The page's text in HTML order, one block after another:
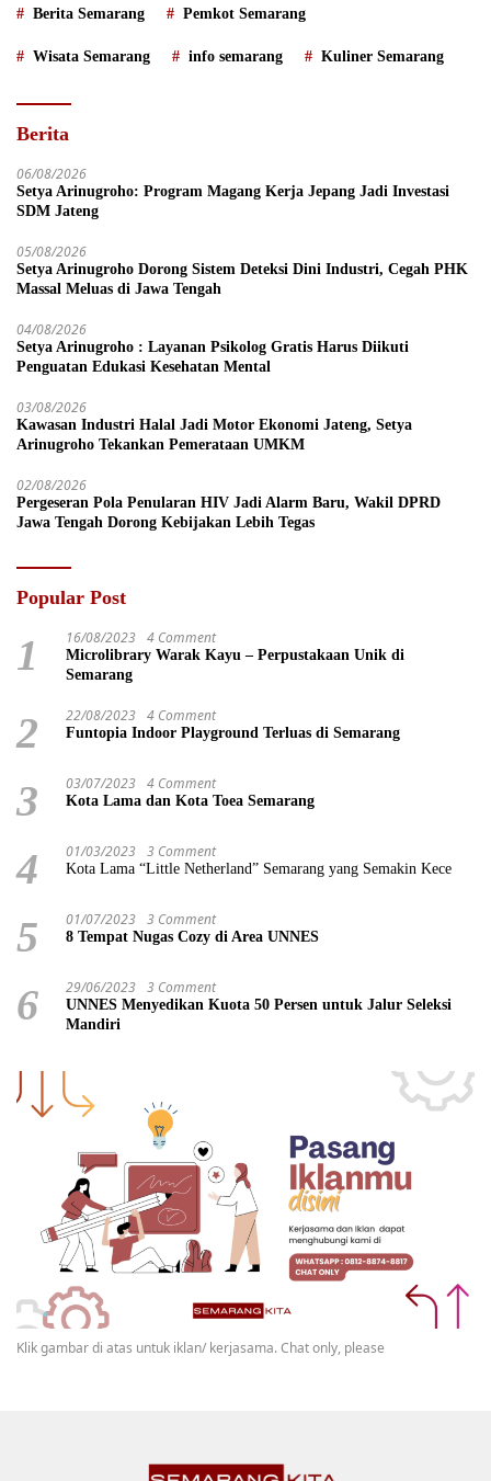
Berita Semarang Pemkot Semarang
Wisata Semarang info semarang Kuliner Semarang
Berita
06/08/2026
Setya Arinugroho: Program Magang Kerja Jepang Jadi Investasi
SDM Jateng
05/08/2026
Setya Arinugroho Dorong Sistem Deteksi Dini Industri, Cegah PHK
Massal Meluas di Jawa Tengah
04/08/2026
Setya Arinugroho : Layanan Psikolog Gratis Harus Diikuti
Penguatan Edukasi Kesehatan Mental
03/08/2026
Kawasan Industri Halal Jadi Motor Ekonomi Jateng, Setya
Arinugroho Tekankan Pemerataan UMKM
02/08/2026
Pergeseran Pola Penularan HIV Jadi Alarm Baru, Wakil DPRD
Jawa Tengah Dorong Kebijakan Lebih Tegas
Popular Post
1 16/08/2023 4 Comment
Microlibrary Warak Kayu – Perpustakaan Unik di
Semarang
2 22/08/2023 4 Comment
Funtopia Indoor Playground Terluas di Semarang
3 03/07/2023 4 Comment
Kota Lama dan Kota Toea Semarang
4 01/03/2023 3 Comment
Kota Lama “Little Netherland” Semarang yang Semakin Kece
5 01/07/2023 3 Comment
8 Tempat Nugas Cozy di Area UNNES
6 29/06/2023 3 Comment
UNNES Menyedikan Kuota 50 Persen untuk Jalur Seleksi
Mandiri
Klik gambar di atas untuk iklan/ kerjasama. Chat only, please